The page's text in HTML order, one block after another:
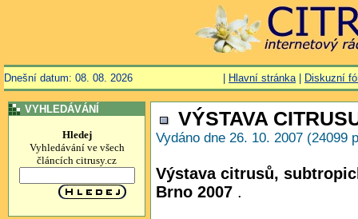
Dnešní datum: 08. 08. 2026 Hlavní stránka| Diskuzní
VYHLEDÁVÁNÍ
Hledej
Vyhledávání ve všech
článcích citrusy.cz
VÝSTAVA
Vydáno dne 26. 10. 2007 (24099
Výstava citrusů,
Brno 2007 .